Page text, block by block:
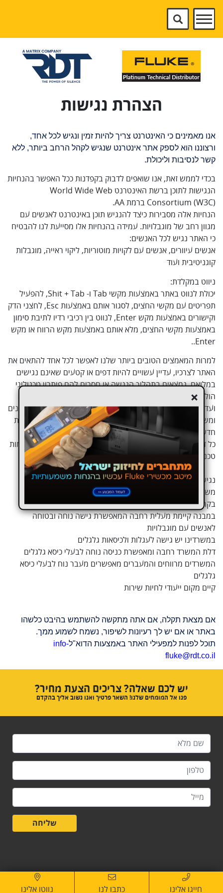
+
הצהרת נגישות
אנו מאמינים כי האינטרנט צריך להיות זמין ונגיש לכל אחד,
ורצוננו הוא לספק אתר אינטרנט שנגיש לקהל הרחב ביותר, ללא
קשר לנסיבות וליכולת.
בכדי לממש זאת, אנו שואפים לדבוק בקפדנות ככל האפשר בהנחיות
הנגישות לתוכן ברשת האינטרנט World Wide Web
Consortium (W3C) ברמת AA.
הנחיות אלה מסבירות כיצד להנגיש תוכן באינטרנט לאנשים עם
מגוון רחב של מוגבלויות. עמידה בהנחיות אלו מסייעת לנו להבטיח
כי האתר נגיש לכל האנשים:
אנשים עיוורים, אנשים עם לקויות מוטוריות, ליקוי ראייה, מוגבלות
קוגניטיבית ועוד
ניווט במקלדת:
יכולת לנווט באתר באמצעות מקשי Tab ו- Shit + Tab, להפעיל
תפריטים עם מקשי החצים, לסגור אותם באמצעות Esc, לחצני הדק
וקישורים באמצעות מקש Enter, לנווט בין רכיבי רדיו לתיבת סימון
באמצעות מקשי החצים, מלא אותם באמצעות מקש הרווח או מקש
Enter..
למרות המאמצים הטובים ביותר שלנו לאפשר לכל אחד להתאים את
האתר לצרכיו, עדיין עשויים להיות דפים או קטעים שאינם נגישים
במלואם, נמצאים בתהליך הנגשה או חסרים להם פיתרון טכנולוגי
הולם כדי להנגיש אותם.
ועדיין, אנו משפרים ללא הרף את הנגישות שלנו, מוסיפים, מעדכנים
ומשפרים את האפשרויות והתכונות שלה ופיתוח ואימוץ טכנולוגיות
חדשות.
כל זה נועד להגיע לרמת הנגישות האופטימלית, בעקבות התקדמות
טכנולוגית.
נגישות במשרדינו:
משרדינו ממוקם בקומת קרקע
בקרבת המשרד יש חניית נכים
במבנה קיימת מעלית רחבה המאפשרת גישה נוחה ובטוחה
לאנשים עם מוגבלויות
במשרדינו יש גישה לעגלות ולכיסאות גלגלים
דלת המשרד רחבה ומאפשרת כניסה נוחה לבעלי כיסא גלגלים
המשרדים מרווחים והמעברים מאפשרים מעבר נוח לבעלי כיסא
גלגלים
קיים מקום ייעודי לחיות שירות
אם מצאת תקלה, אם אתה מתקשה להשתמש בהיבט כלשהו
באתר או אם יש לך רעיונות לשיפור, נשמח לשמוע ממך.
תוכל לפנות למפעילי האתר באמצעות הדוא"לinfo-
fluke@rdt.co.il
יש לכם שאלה? צריכים הצעת מחיר?
פנו אל המומחים שלנו! השאר פרטיך ואנו נשוב אליך בהקדם
שליחה
חייגו אלינו כתבו לנו נווטו אלינו